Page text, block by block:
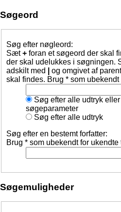
Søgeord
Søg efter nøgleord:
Sæt+ foran et søgeord der skal
der skal udelukkes i søgningen.
adskilt med
og omgivet af
skal findes. Brug * som ubekendt
Søg efter alle udtryk
søgeparameter
Søg efter alle udtryk
Søg efter en bestemt forfatter:
Brug * som ubekendt for ukendte
Søgemuligheder